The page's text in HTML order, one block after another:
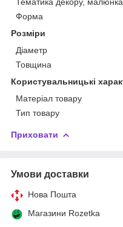
Форма
Розміри
Діаметр
Товщина
Користувальницькі
Матеріал товару
Тип товару
Приховати
Умови доставки
Нова Пошта
Магазини Rozetka